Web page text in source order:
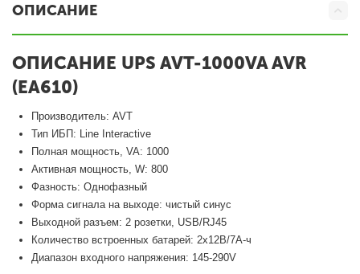
ОПИСАНИЕ
ОПИСАНИЕ UPS AVT-1000VA AVR
(EA610)
Производитель: AVT
Тип ИБП: Line Interactive
Полная мощность, VA: 1000
Активная мощность, W: 800
Фазность: Однофазный
Форма сигнала на выходе: чистый синус
Выходной разъем: 2 розетки, USB/RJ45
Количество встроенных батарей: 2х12В/7А-ч
Диапазон входного напряжения: 145-290V